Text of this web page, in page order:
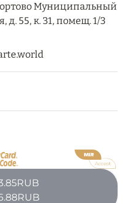
ОТ ОТЕЛЯМуниципальный
д. 55, к. 31, помещ. 1/3